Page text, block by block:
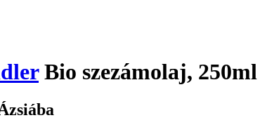
Bio szezámolaj, 250ml